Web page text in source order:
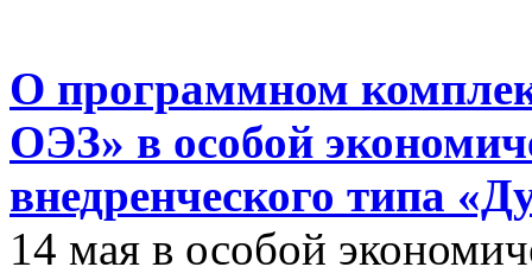
О программном
ОЭЗ» в особой
внедренческого типа
14 мая в особой